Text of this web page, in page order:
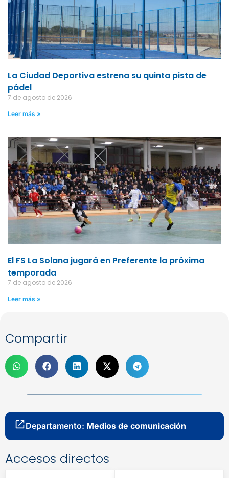
La Ciudad Deportiva estrena su quinta pista de
pádel
7 de agosto de 2026
Leer más »
El FS La Solana jugará en Preferente la próxima
temporada
7 de agosto de 2026
Leer más »
Compartir
Departamento: Medios de comunicación
Accesos directos